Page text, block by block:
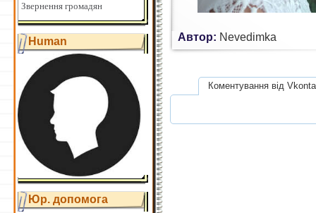
Звернення громадян
Human
Юр. допомога
Автор: Nevedimka
Коментування від